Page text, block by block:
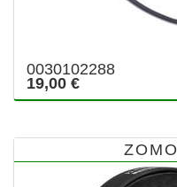
0030102288
19,00 €
ZOMO